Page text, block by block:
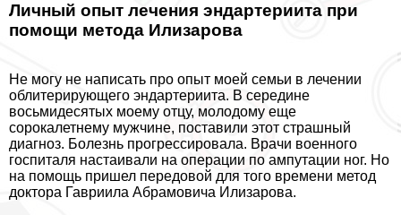
Личный опыт лечения эндартериита при
помощи метода Илизарова
Не могу не написать про опыт моей семьи в лечении
облитерирующего эндартериита. В середине
восьмидесятых моему отцу, молодому еще
сорокалетнему мужчине, поставили этот страшный
диагноз. Болезнь прогрессировала. Врачи военного
госпиталя настаивали на операции по ампутации ног. Но
на помощь пришел передовой для того времени метод
доктора Гавриила Абрамовича Илизарова.